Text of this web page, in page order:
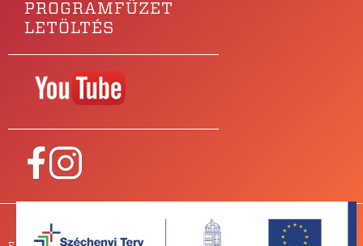
PROGRAMFÜZET
LETÖLTÉS